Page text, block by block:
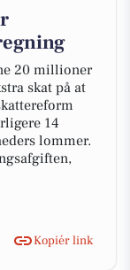
20 millioner
skat på at
14
lommer.
Kopiér link